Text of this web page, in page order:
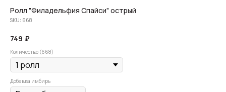
Ролл "Филадельфия Спайси" острый
SKU: 668
749 ₽
Количество (668)
Добавка имбирь